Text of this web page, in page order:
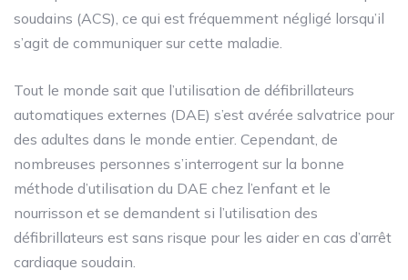
soudains (ACS), ce qui est fréquemment négligé lorsqu’il
s’agit de communiquer sur cette maladie.
Tout le monde sait que l’utilisation de défibrillateurs
automatiques externes (DAE) s’est avérée salvatrice pour
des adultes dans le monde entier. Cependant, de
nombreuses personnes s’interrogent sur la bonne
méthode d’utilisation du DAE chez l’enfant et le
nourrisson et se demandent si l’utilisation des
défibrillateurs est sans risque pour les aider en cas d’arrêt
cardiaque soudain.